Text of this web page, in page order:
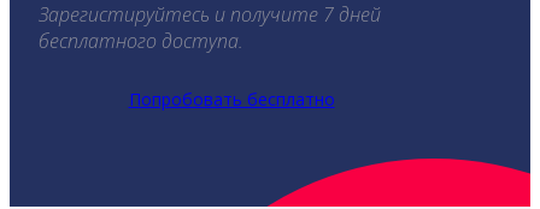
Зарегистируйтесь и получите 7 дней
бесплатного доступа.
Попробовать бесплатно